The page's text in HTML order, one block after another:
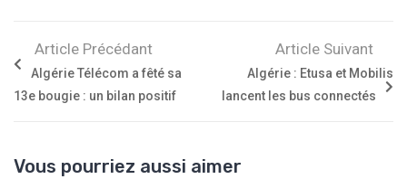
Article Précédant
Algérie Télécom a fêté sa
13e bougie : un bilan positif
Article Suivant
Algérie : Etusa et Mobilis
lancent les bus connectés
Vous pourriez aussi aimer